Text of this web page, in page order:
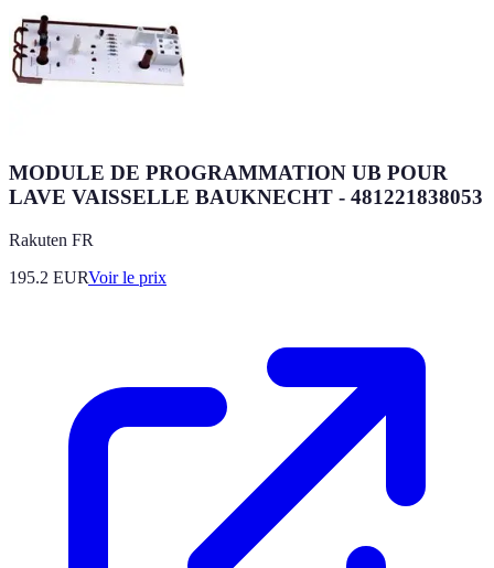
MODULE DE PROGRAMMATION UB POUR
LAVE VAISSELLE BAUKNECHT - 481221838053
Rakuten FR
195.2 EURVoir le prix